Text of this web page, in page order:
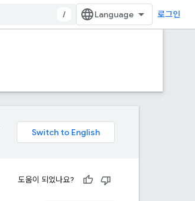
/ 로그인
도움이 되었나요?